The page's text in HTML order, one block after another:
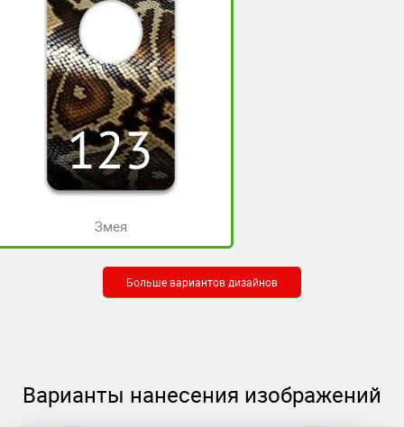
Змея
Больше вариантов дизайнов
Варианты нанесения изображений